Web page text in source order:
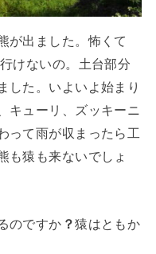
が出ました。怖くて
けないの。土台部分
した。いよいよ始まり
キューリ、ズッキーニ
って雨が収まったら工
も猿も来ないでしょ
のですか ？猿はともか